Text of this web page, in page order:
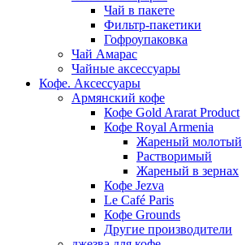
Чай в пакете
Фильтр-пакетики
Гофроупаковка
Чай Амарас
Чайные аксессуары
Кофе. Аксессуары
Армянский кофе
Кофе Gold Ararat Product
Кофе Royal Armenia
Жареный молотый
Растворимый
Жареный в зернах
Кофе Jezva
Le Café Paris
Кофе Grounds
Другие производители